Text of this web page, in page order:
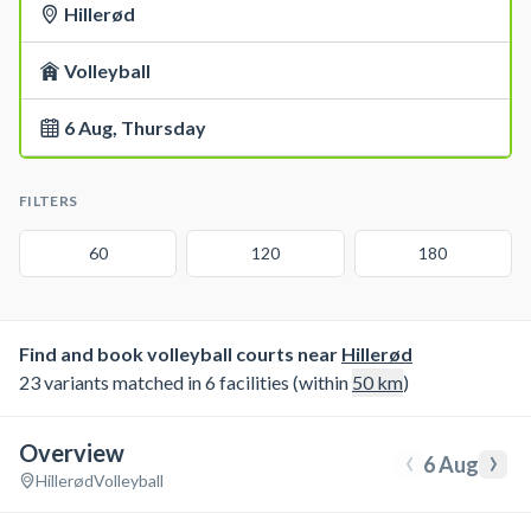
Hillerød
Volleyball
6 Aug, Thursday
FILTERS
60 120 180
Find and book volleyball courts near Hillerød
23 variants matched in 6 facilities (within 50km)
Overview
HillerødVolleyball ‹ 6 Aug ›